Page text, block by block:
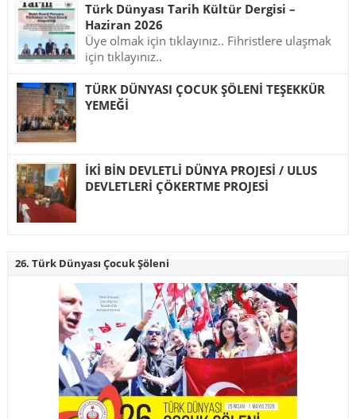
Türk Dünyası Tarih Kültür Dergisi –
Haziran 2026
Üye olmak için tıklayınız.. Fihristlere ulaşmak
için tıklayınız..
TÜRK DÜNYASI ÇOCUK ŞÖLENİ TEŞEKKÜR
YEMEĞİ
İKİ BİN DEVLETLİ DÜNYA PROJESİ / ULUS
DEVLETLERİ ÇÖKERTME PROJESİ
26. Türk Dünyası Çocuk Şöleni